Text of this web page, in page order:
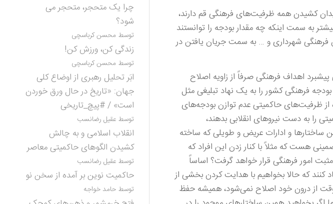
کشیدن همه ظرفیت‌های فرهنگی قم دارند،
به سمت اینکه چه مقدار بودجه را توانستند
فرهنگی شهرداری و … به سمت جریان یافتن در
اهداف فرهنگی صرفاً از زاویه اصلاح
فرهنگی کشور را به یک نهاد تبلیغی مثل
از ظرفیت‌های حاکمیتی عدم توازن بودجه‌های
را به دست نیروهای انقلابی بدهند،
ساختارها و ادارات عریض و طویلی که ساخته
هست که مثلاً با کنار زدن این افراد که
امور فرهنگی قرار خواهد گرفت؟ اساساً
که حالا بخواهیم با هدایت کردن بخشی از
از درون خود اصلاح نمی‌شود، همیشه حفظ
چرا یک متحجر، متحجر می
شود؟
توسط محسن کرباسچی
زندگی کن، ورزش کن!
توسط محسن کرباسچی
ابَر تحلیل رهبری از اوضاع کلی
جهان: «تاریخ در حال ورق خوردن
است» / #پیچ_تاریخی
توسط عقیل رضانسب
انقلاب اسلامی و به چالش
کشیدن الگوهای حاکمیتی معاصر
توسط عقیل رضانسب
حاکمیت نوین بر آمده از سخن نو
توسط حامد خواجه